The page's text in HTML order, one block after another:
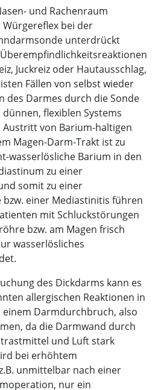
und Rachenraum
bei der
unterdrückt
Juckreiz oder Hautausschlag,
Fällen von selbst wieder
des Darmes durch die Sonde
flexiblen Systems
von Barium-haltigen
Magen-Darm-Trakt ist zu
wasserlösliche Barium in den
zu einer
somit zu einer
einer Mediastinitis führen
mit Schluckstörungen
bzw. am Magen frisch
wasserlösliches
des Dickdarms kann es
allergischen Reaktionen in
einem Darmdurchbruch, also
da die Darmwand durch
und Luft stark
bei erhöhtem
unmittelbar nach einer
nur ein